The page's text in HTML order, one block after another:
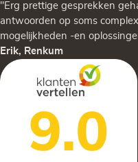
"Erg prettige gesprekken
antwoorden op soms
mogelijkheden -en
Erik, Renkum